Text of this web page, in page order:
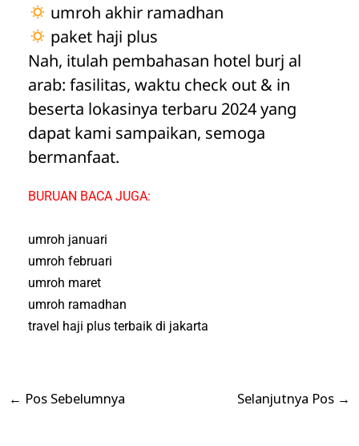
umroh akhir ramadhan
paket haji plus
Nah, itulah pembahasan hotel burj al
arab: fasilitas, waktu check out & in
beserta lokasinya terbaru 2024 yang
dapat kami sampaikan, semoga
bermanfaat.
BURUAN BACA JUGA:
umroh januari
umroh februari
umroh maret
umroh ramadhan
travel haji plus terbaik di jakarta
← Pos Sebelumnya Selanjutnya Pos →